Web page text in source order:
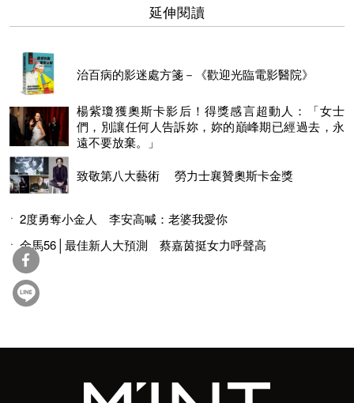
延伸閱讀
治百病的影迷處方箋－《歡迎光臨電影醫院》
楊紫瓊獲奧斯卡影后！得獎感言超動人：「女士
們，別讓任何人告訴妳，妳的巔峰期已經過去，永
遠不要放棄。」
致敬第八大藝術 勞力士襄贊奧斯卡金獎
2度勇奪小金人 李安高喊：老婆我愛你
金馬56│最佳新人大預測 蔡嘉茵挺女力呼聲高